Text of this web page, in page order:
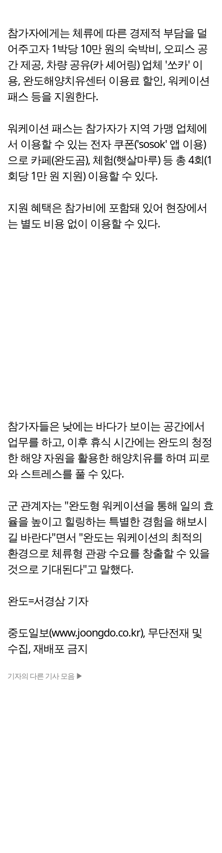
참가자에게는 체류에 따른 경제적 부담을 덜
어주고자 1박당 10만 원의 숙박비, 오피스 공
간 제공, 차량 공유(카 셰어링) 업체 '쏘카' 이
용, 완도해양치유센터 이용료 할인, 워케이션
패스 등을 지원한다.
워케이션 패스는 참가자가 지역 가맹 업체에
서 이용할 수 있는 전자 쿠폰('sosok' 앱 이용)
으로 카페(완도곰), 체험(햇살마루) 등 총 4회(1
회당 1만 원 지원) 이용할 수 있다.
지원 혜택은 참가비에 포함돼 있어 현장에서
는 별도 비용 없이 이용할 수 있다.
참가자들은 낮에는 바다가 보이는 공간에서
업무를 하고, 이후 휴식 시간에는 완도의 청정
한 해양 자원을 활용한 해양치유를 하며 피로
와 스트레스를 풀 수 있다.
군 관계자는 "완도형 워케이션을 통해 일의 효
율을 높이고 힐링하는 특별한 경험을 해보시
길 바란다"면서 "완도는 워케이션의 최적의
환경으로 체류형 관광 수요를 창출할 수 있을
것으로 기대된다"고 말했다.
완도=서경삼 기자
중도일보(www.joongdo.co.kr), 무단전재 및
수집, 재배포 금지
기자의 다른 기사 모음 ▶